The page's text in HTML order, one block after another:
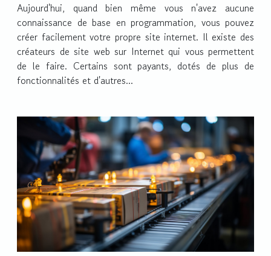
Aujourd'hui, quand bien même vous n'avez aucune
connaissance de base en programmation, vous pouvez
créer facilement votre propre site internet. Il existe des
créateurs de site web sur Internet qui vous permettent
de le faire. Certains sont payants, dotés de plus de
fonctionnalités et d'autres...